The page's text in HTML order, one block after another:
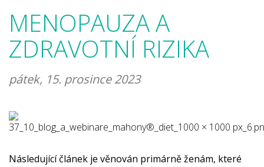
MENOPAUZA A
ZDRAVOTNÍ RIZIKA
pátek, 15. prosince 2023
Následující článek je věnován primárně ženám, které